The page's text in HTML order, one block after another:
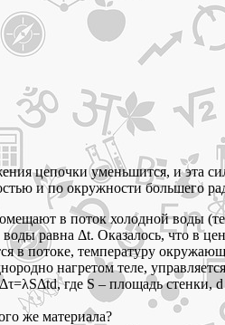
цепочки уменьшится, и эта
и по окружности большего
в поток холодной воды
равна Δt. Оказалось, что в
в потоке, температуру
нагретом теле,
где S – площадь
же материала?